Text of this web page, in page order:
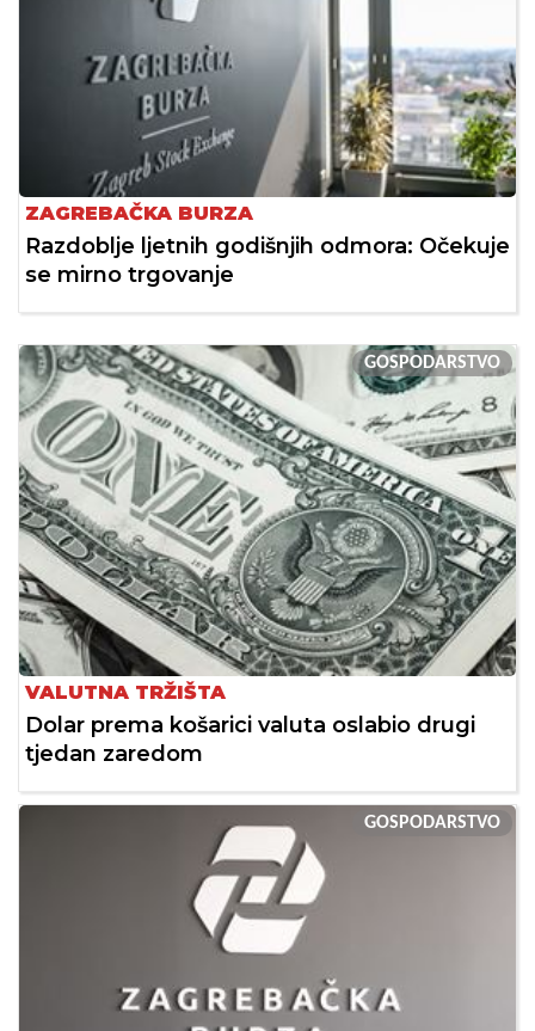
ZAGREBAČKA BURZA
Razdoblje ljetnih godišnjih odmora: Očekuje
se mirno trgovanje
GOSPODARSTVO
VALUTNA TRŽIŠTA
Dolar prema košarici valuta oslabio drugi
tjedan zaredom
GOSPODARSTVO